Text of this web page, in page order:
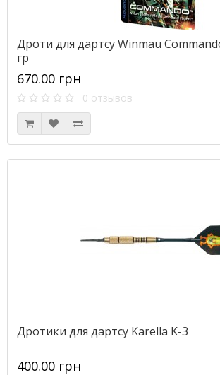
Дроти для дартсу Winmau
гр
670.00 грн
0 отзывов
Дротики для дартсу Karella K-3
400.00 грн